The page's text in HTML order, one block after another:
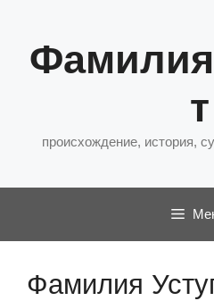
содержимому
т
происхождение, история,
Фамилия